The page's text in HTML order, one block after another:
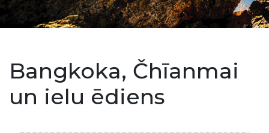
Bangkoka, Čhīanmai
un ielu ēdiens